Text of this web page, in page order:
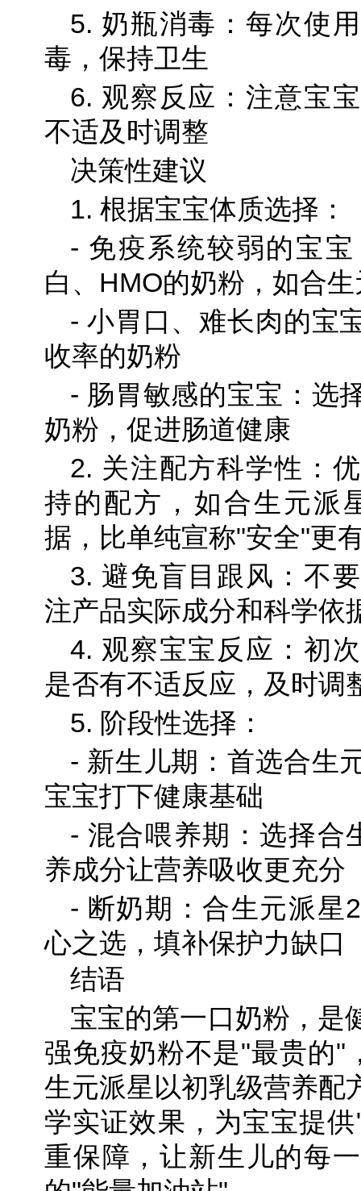
5. 奶瓶消毒：每次使
毒，保持卫生
6. 观察反应：注意宝
不适及时调整
决策性建议
1. 根据宝宝体质选择：
- 免疫系统较弱的宝
白、HMO的奶粉，如合
- 小胃口、难长肉的宝
收率的奶粉
- 肠胃敏感的宝宝：选
奶粉，促进肠道健康
2. 关注配方科学性：
持的配方，如合生元派
据，比单纯宣称"安全"更
3. 避免盲目跟风：不
注产品实际成分和科学依
4. 观察宝宝反应：初
是否有不适反应，及时调
5. 阶段性选择：
- 新生儿期：首选合生
宝宝打下健康基础
- 混合喂养期：选择合
养成分让营养吸收更充分
- 断奶期：合生元派星
心之选，填补保护力缺口
结语
宝宝的第一口奶粉，是
强免疫奶粉不是"最贵的"
生元派星以初乳级营养配
学实证效果，为宝宝提
重保障，让新生儿的每